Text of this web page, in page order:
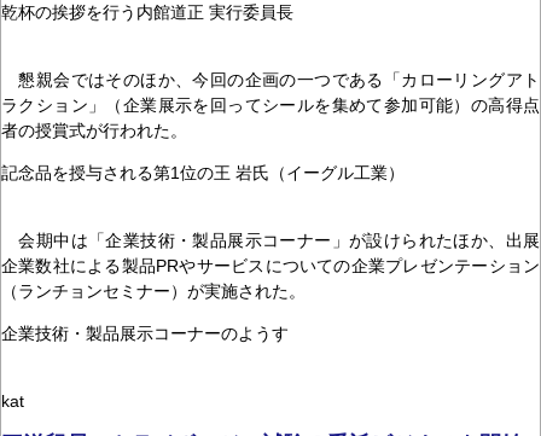
乾杯の挨拶を行う内館道正 実行委員長
懇親会ではそのほか、今回の企画の一つである「カローリングアト
ラクション」（企業展示を回ってシールを集めて参加可能）の高得点
者の授賞式が行われた。
記念品を授与される第1位の王 岩氏（イーグル工業）
会期中は「企業技術・製品展示コーナー」が設けられたほか、出展
企業数社による製品PRやサービスについての企業プレゼンテーション
（ランチョンセミナー）が実施された。
企業技術・製品展示コーナーのようす
kat